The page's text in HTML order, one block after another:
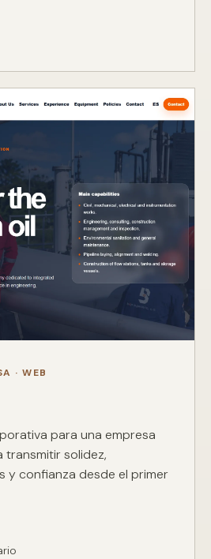
· WEB
para una empresa
solidez,
y confianza desde el primer